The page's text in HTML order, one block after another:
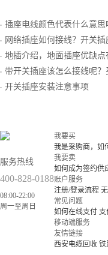
· 插座电线颜色代表什么意思呢？插座接
· 网络插座如何接线？开关插座
· 地插介绍，地面插座优缺点
· 带开关插座该怎么接线呢？买卖宝教您几
· 开关插座安装注意事项
服务热线
400-828-0188
08:00-22:00
周一至周日
我要买
我是采购商，如
我要卖
如何成为签约供
账户服务
注册/登录流程
常见问题
如何在线支付 支
移动端服务
友情链接
西安电缆回收 铁